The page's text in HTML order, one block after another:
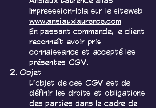
Impresssion-lola sur le siteweb
www.ansiauxlaurence.com
En passant commande, le client
reconnaît avoir pris
connaissance et accepté les
présentes CGV.
2. Objet
L'objet de ces CGV est de
définir les droits et obligations
des parties dans le cadre de